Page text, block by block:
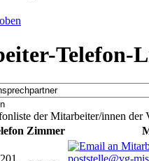
Telefon-
der Mitarbeiter/innen der
Zimmer